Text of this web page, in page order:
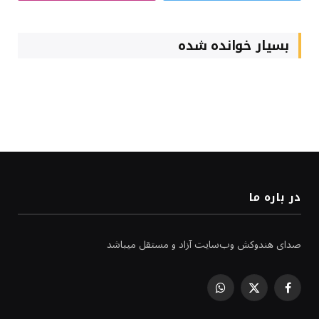
بسیار خوانده شده
در باره ما
صدای هندوکش وب‌سایت آزاد و مستقل میباشد
Facebook
X
WhatsApp